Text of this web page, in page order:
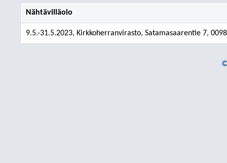
Nähtävilläolo
9.5.-31.5.2023, Kirkkoherranvirasto, Satamasaarentie 7,